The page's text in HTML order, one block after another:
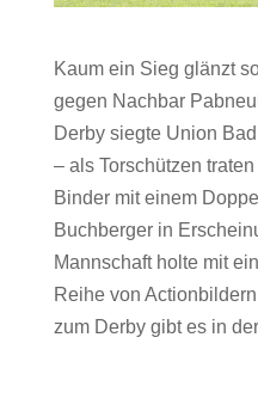
Kaum ein Sieg glänzt
gegen Nachbar
Derby siegte Union
– als Torschützen
Binder mit einem
Buchberger in
Mannschaft holte mit
Reihe von
zum Derby gibt es in